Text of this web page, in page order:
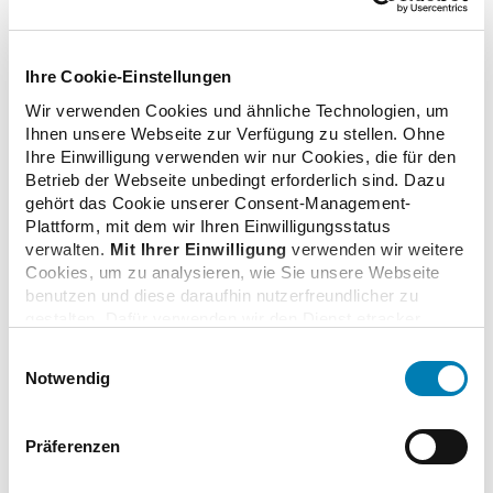
Ihre Cookie-Einstellungen
Wir verwenden Cookies und ähnliche Technologien, um
Ihnen unsere Webseite zur Verfügung zu stellen. Ohne
Ihre Einwilligung verwenden wir nur Cookies, die für den
Betrieb der Webseite unbedingt erforderlich sind. Dazu
gehört das Cookie unserer Consent-Management-
Plattform, mit dem wir Ihren Einwilligungsstatus
verwalten. Mit Ihrer Einwilligung verwenden wir weitere
Cookies, um zu analysieren, wie Sie unsere Webseite
benutzen und diese daraufhin nutzerfreundlicher zu
Adresse und Ihr Surfverhalten verarbeitet. Mit einem
Klick auf „Cookies zulassen“ stimmen Sie der
erforderlichen Cookies zu. Über die Schaltfläche „Nur
notwendige Cookies verwenden“ können Sie die nicht
Notwendig
Präferenzen
Zusatzinformationen
Verwandte Nachrichten
Stabilität fördert digitale Innovation bei